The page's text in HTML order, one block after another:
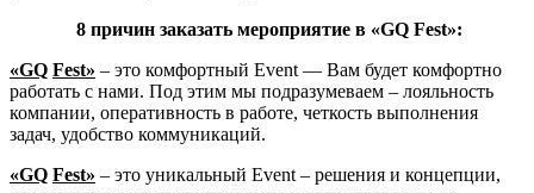
8 причин заказать мероприятие в «GQ Fest»:
«GQ Fest» – это комфортный Event — Вам будет комфортно
работать с нами. Под этим мы подразумеваем – лояльность
компании, оперативность в работе, четкость выполнения
задач, удобство коммуникаций.
«GQ Fest» – это уникальный Event – решения и концепции,